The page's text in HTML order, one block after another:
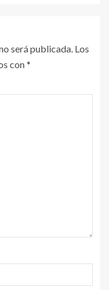
será publicada. Los
con*